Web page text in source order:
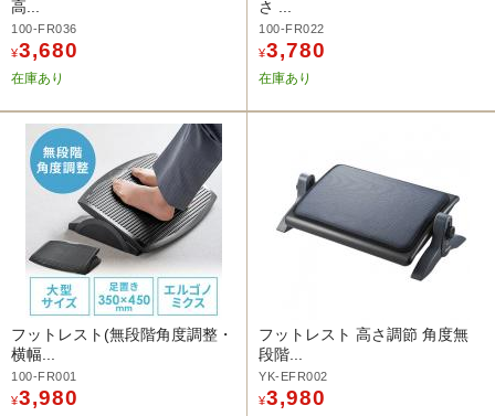
高...
100-FR036
¥3,680
在庫あり
さ ...
100-FR022
¥3,780
在庫あり
フットレスト(無段階角度調整・
横幅...
100-FR001
¥3,980
フットレスト 高さ調節 角度無
段階...
YK-EFR002
¥3,980